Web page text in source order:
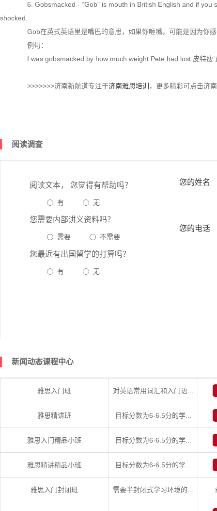
6. Gobsmacked - “Gob” is mouth in British English and if you
shocked.
Gob在英式英语里是嘴巴的意思，如果你咂嘴，可能是因为你感
例句：
I was gobsmacked by how much weight Pete had lost.皮特瘦
>>>>>>>济南新航道专注于济南雅思培训 ，更多精彩可点击济
阅读调查
阅读文本， 您觉得有帮助吗？
有 无
您需要内部讲义资料吗？
需要 不需要
您最近有出国留学的打算吗？
有 无
您的姓名
您的电话
新闻动态课程中心
雅思入门班 对英语常用词汇和入门语...
雅思精讲班 目标分数为6-6.5分的学...
雅思入门精品小班 目标分数为6-6.5分的学...
雅思精讲精品小班 目标分数为6-6.5分的学...
雅思入门封闭班 需要半封闭式学习环境的...